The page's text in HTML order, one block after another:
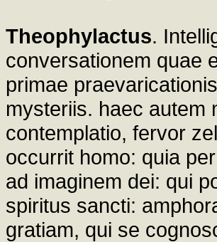
Theophylactus.
conversationem quae
primae
mysteriis. haec autem
contemplatio, fervor
occurrit homo: quia
ad imaginem dei: qui
spiritus sancti:
gratiam, qui se